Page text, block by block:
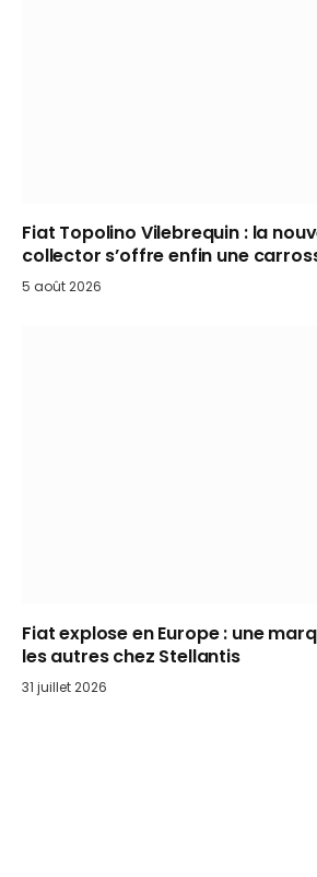
Fiat Topolino Vilebrequin : la
collector s’offre enfin une
5 août 2026
Fiat explose en Europe : une
les autres chez Stellantis
31 juillet 2026